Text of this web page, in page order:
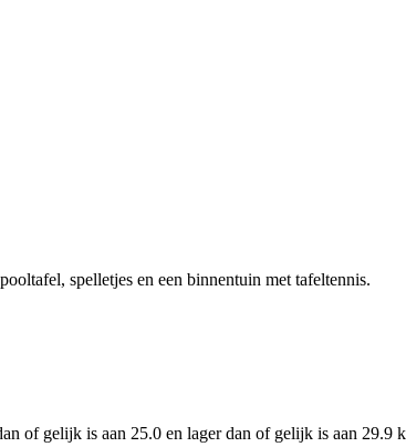
spelletjes en een binnentuin met tafeltennis.
of gelijk is aan 25.0 en lager dan of gelijk is aan 29.9